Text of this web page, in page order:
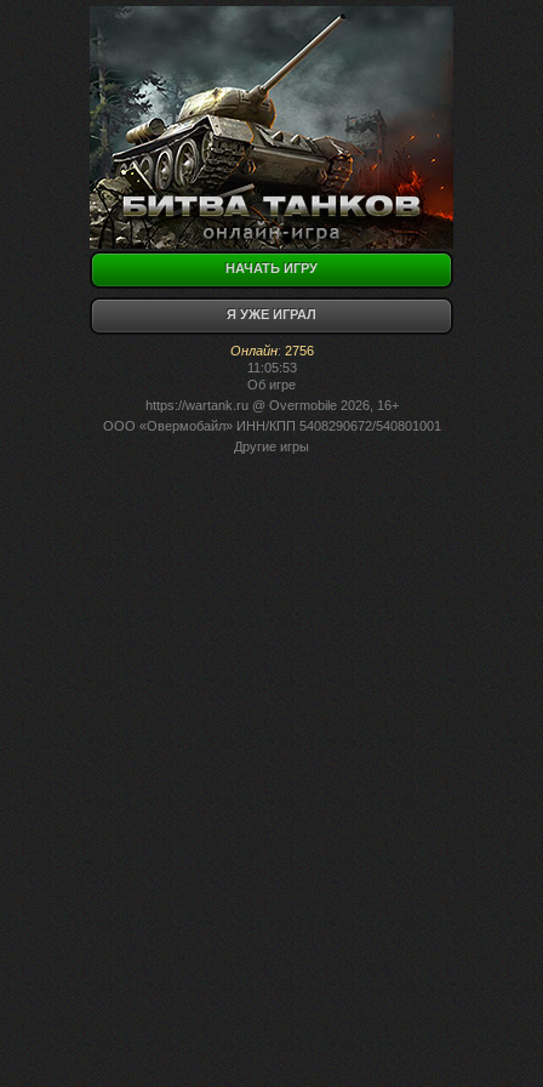
НАЧАТЬ ИГРУ
Я УЖЕ ИГРАЛ
Онлайн: 2756
11:05:53
Об игре
https://wartank.ru@ Overmobile 2026, 16+
ООО «Овермобайл» ИНН/КПП 5408290672/540801001
Другие игры